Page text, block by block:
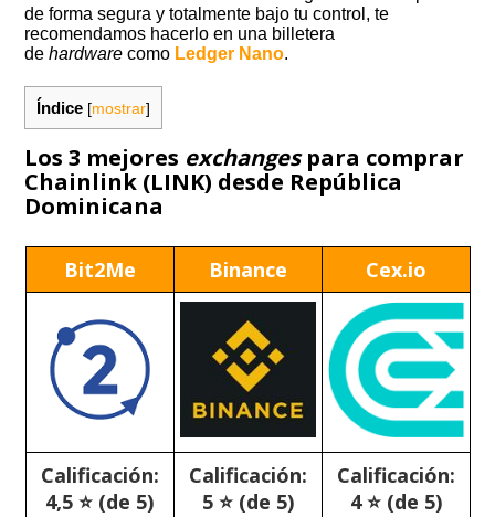
de forma segura y totalmente bajo tu control, te
recomendamos hacerlo en una billetera
dehardware como Ledger Nano.
Índice [mostrar]
Los 3 mejores exchangespara comprar
Chainlink (LINK) desde República
Dominicana
Bit2Me Binance Cex.io
Calificación:
4,5 ⭐ (de 5)
Calificación:
5 ⭐ (de 5)
Calificación:
4 ⭐ (de 5)